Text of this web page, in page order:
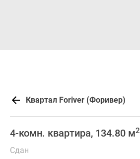
Квартал Foriver (Форивер)
4-комн. квартира, 134.80 м2
Сдан